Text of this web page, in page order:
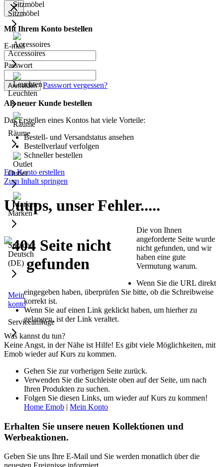
Sitzmöbel
Accessoires
Leuchten
Räume
Outlet
Marken
Sprache:
Deutsch
(DE)
Mein
konto
Serviceanfrage
Mit Ihrem Konto bestellen
E-mail
Passwort
Anmelden Passwort vergessen?
Als neuer Kunde bestellen
Das Erstellen eines Kontos hat viele Vorteile:
Bestell- und Versandstatus ansehen
Bestellverlauf verfolgen
Schneller bestellen
Ein Konto erstellen
Zum Inhalt springen
Uuups, unser Fehler.....
Die von Ihnen
angeforderte Seite wurde
nicht gefunden, und wir
haben eine gute
Vermutung warum.
Wenn Sie die URL direkt
eingegeben haben, überprüfen Sie bitte, ob die Schreibweise
korrekt ist.
Wenn Sie auf einen Link geklickt haben, um hierher zu
gelangen, ist der Link veraltet.
Was kannst du tun?
Keine Angst, in der Nähe ist Hilfe! Es gibt viele Möglichkeiten, mit
Emob wieder auf Kurs zu kommen.
Gehen Sie zur vorherigen Seite zurück.
Verwenden Sie die Suchleiste oben auf der Seite, um nach
Ihren Produkten zu suchen.
Folgen Sie diesen Links, um wieder auf Kurs zu kommen!
Home Emob | Mein Konto
Erhalten Sie unsere neuen Kollektionen und
Werbeaktionen.
Geben Sie uns Ihre E-Mail und Sie werden monatlich über die